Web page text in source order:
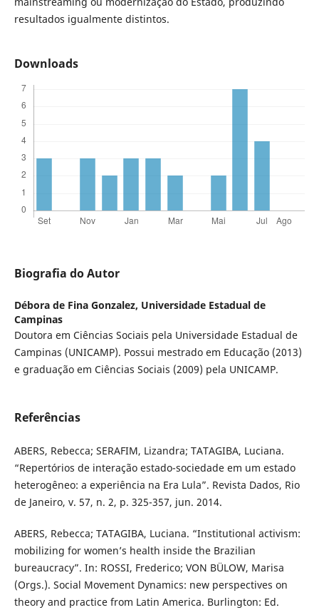
resultados igualmente distintos.
Downloads
Biografia do Autor
Débora de Fina Gonzalez, Universidade Estadual de
Campinas
Doutora em Ciências Sociais pela Universidade Estadual de
Campinas (UNICAMP). Possui mestrado em Educação (2013)
e graduação em Ciências Sociais (2009) pela UNICAMP.
Referências
ABERS, Rebecca; SERAFIM, Lizandra; TATAGIBA, Luciana.
“Repertórios de interação estado-sociedade em um estado
heterogêneo: a experiência na Era Lula”. Revista Dados, Rio
de Janeiro, v. 57, n. 2, p. 325-357, jun. 2014.
ABERS, Rebecca; TATAGIBA, Luciana. “Institutional activism:
mobilizing for women’s health inside the Brazilian
bureaucracy”. In: ROSSI, Frederico; VON BÜLOW, Marisa
(Orgs.). Social Movement Dynamics: new perspectives on
theory and practice from Latin America. Burlington: Ed.